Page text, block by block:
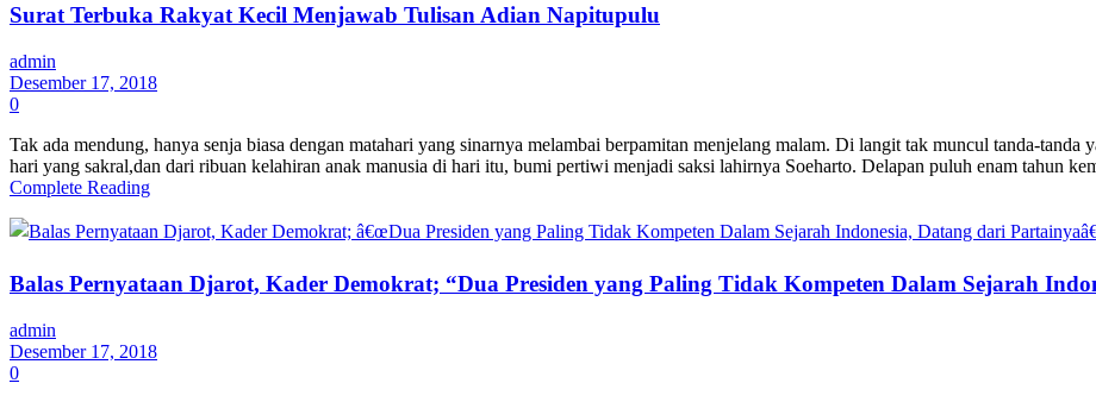
Surat Terbuka Rakyat Kecil Menjawab Tulisan Adian Napitupulu
admin
Desember 17, 2018
0
Tak ada mendung, hanya senja biasa dengan matahari yang sinarnya melambai berpamitan menjelang malam. Di langit tak muncul tanda-tanda
hari yang sakral,dan dari ribuan kelahiran anak manusia di hari itu, bumi pertiwi menjadi saksi lahirnya Soeharto. Delapan puluh enam tahun
Complete Reading
Balas Pernyataan Djarot, Kader Demokrat; “Dua Presiden yang Paling Tidak Kompeten Dalam Sejarah
admin
Desember 17, 2018
0